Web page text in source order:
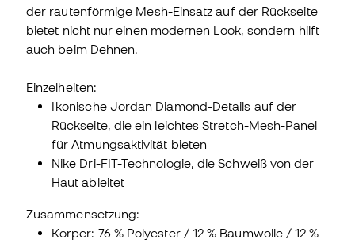
der rautenförmige Mesh-Einsatz auf der Rückseite
bietet nicht nur einen modernen Look, sondern hilft
auch beim Dehnen.
Einzelheiten:
Ikonische Jordan Diamond-Details auf der
Rückseite, die ein leichtes Stretch-Mesh-Panel
für Atmungsaktivität bieten
Nike Dri-FIT-Technologie, die Schweiß von der
Haut ableitet
Zusammensetzung:
Körper: 76 % Polyester / 12 % Baumwolle / 12 %